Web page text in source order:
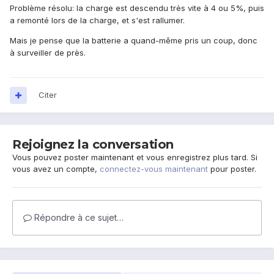
Problème résolu: la charge est descendu très vite à 4 ou 5%, puis
a remonté lors de la charge, et s'est rallumer.
Mais je pense que la batterie a quand-même pris un coup, donc
à surveiller de près.
Citer
Rejoignez la conversation
Vous pouvez poster maintenant et vous enregistrez plus tard. Si
vous avez un compte, connectez-vous maintenant pour poster.
Répondre à ce sujet…